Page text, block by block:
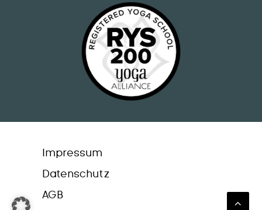
Impressum
Datenschutz
AGB